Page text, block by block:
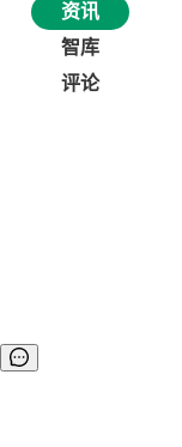
资讯
智库
评论